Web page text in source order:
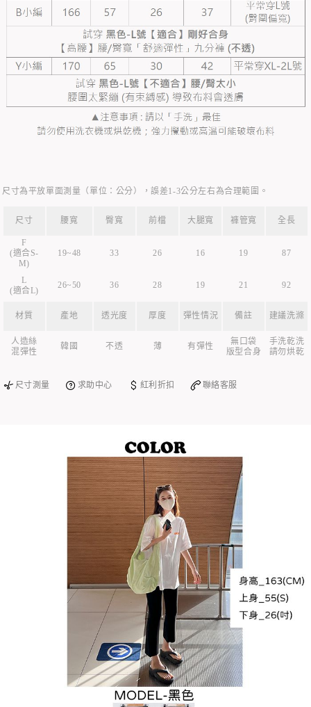
尺寸為平放單面測量（單位：公分），誤差1-3公分左右為合理範圍。
尺寸 腰寬 臀寬 前檔 大腿寬 褲管寬 全長
F
(適合S-
M)
19~48 33 26 16 19 87
L
(適合L)
26~50 36 28 19 21 92
材質 產地 透光度 厚度 彈性情況 備註 建議洗滌
人造絲
混彈性
韓國 不透 薄 有彈性
無口袋
版型合身
手洗乾洗
請勿烘乾
尺寸測量 求助中心 紅利折扣 聯絡客服